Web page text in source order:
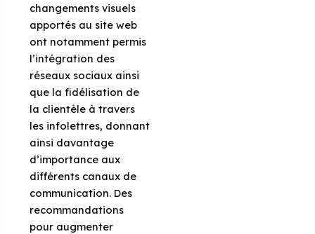
changements visuels
apportés au site web
ont notamment permis
l’intégration des
réseaux sociaux ainsi
que la fidélisation de
la clientèle à travers
les infolettres, donnant
ainsi davantage
d’importance aux
différents canaux de
communication. Des
recommandations
pour augmenter